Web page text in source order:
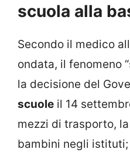
scuola alla
Secondo il medico
ondata, il fenomeno
la decisione del
scuole il 14
mezzi di trasporto,
bambini negli